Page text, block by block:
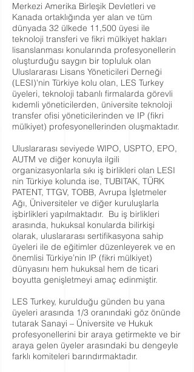
Merkezi Amerika Birleşik Devletleri ve
Kanada ortaklığında yer alan ve tüm
dünyada 32 ülkede 11,500 üyesi ile
teknoloji transferi ve fikri mülkiyet hakları
lisanslanması konularında profesyonellerin
oluşturduğu saygın bir topluluk olan
Uluslararası Lisans Yöneticileri Derneği
(LESI)'nin Türkiye kolu olan, LES Turkey
üyeleri, teknoloji tabanlı firmalarda görevli
kıdemli yöneticilerden, üniversite teknoloji
transfer ofisi yöneticilerinden ve IP (fikri
mülkiyet) profesyonellerinden oluşmaktadır.
Uluslararası seviyede WIPO, USPTO, EPO,
AUTM ve diğer konuyla ilgili
organizasyonlarla sıkı iş birlikleri olan LESI
nin Türkiye kolunda ise, TUBITAK, TÜRK
PATENT, TTGV, TOBB, Avrupa İşletmeler
Ağı, Üniversiteler ve diğer kuruluşlarla
işbirlikleri yapılmaktadır. Bu iş birlikleri
arasında, hukuksal konularda bilirkişi
olarak, uluslararası sertifikasyona sahip
üyeleri ile de eğitimler düzenleyerek ve en
önemlisi Türkiye’nin IP (fikri mülkiyet)
dünyasını hem hukuksal hem de ticari
boyutta genişletmeyi amaç edinmiştir.
LES Turkey, kurulduğu günden bu yana
üyeleri arasında 1/3 oranındaki göz önünde
tutarak Sanayi – Üniversite ve Hukuk
profesyonellerini bir araya getirmekte ve bir
araya gelen üyeler arasındaki bu dengeyle
farklı komiteleri barındırmaktadır.